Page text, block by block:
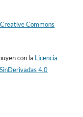
Creative Commons
con la Licencia
4.0